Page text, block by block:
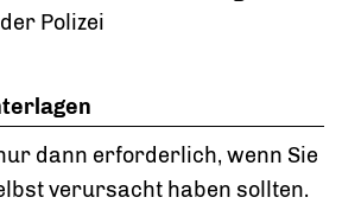
Polizei
dann erforderlich, wenn Sie
verursacht haben sollten.